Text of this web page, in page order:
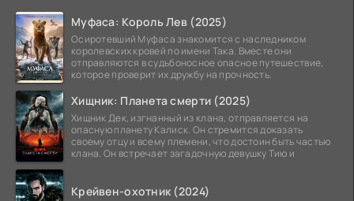
Муфаса: Король Лев (2025)
Осиротевший Муфаса знакомится с наследником
королевских кровей по имени Така. Вместе они
отправляются в судьбоносное опасное путешествие,
которое проверит их дружбу на прочность.
Хищник: Планета смерти (2025)
Хищник Дек, изгнанный из клана, отправляется на
опасную планету Калиск. Он стремится доказать
своему отцу и всему племени, что достоин быть частью
клана. Он встречает загадочную девушку Тию и
Крейвен-охотник (2024)